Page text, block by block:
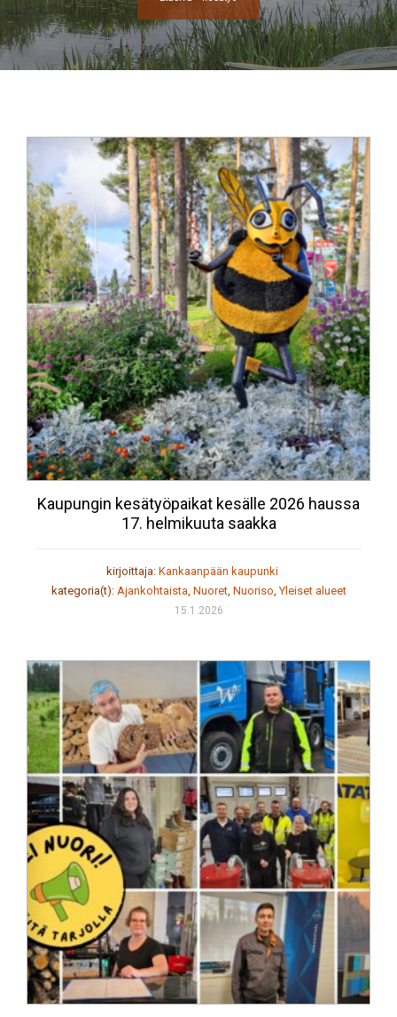
Kaupungin kesätyöpaikat kesälle 2026 haussa
17. helmikuuta saakka
kirjoittaja: Kankaanpään kaupunki
kategoria(t): Ajankohtaista, Nuoret, Nuoriso,Yleiset alueet
15.1.2026